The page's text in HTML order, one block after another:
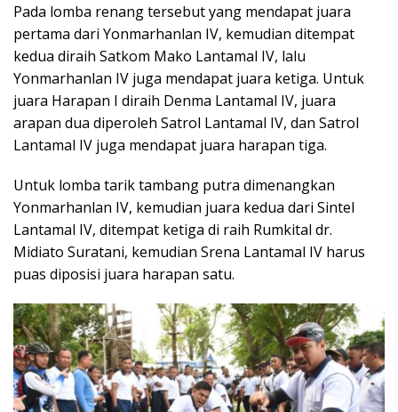
Pada lomba renang tersebut yang mendapat juara
pertama dari Yonmarhanlan IV, kemudian ditempat
kedua diraih Satkom Mako Lantamal IV, lalu
Yonmarhanlan IV juga mendapat juara ketiga. Untuk
juara Harapan I diraih Denma Lantamal IV, juara
arapan dua diperoleh Satrol Lantamal IV, dan Satrol
Lantamal IV juga mendapat juara harapan tiga.
Untuk lomba tarik tambang putra dimenangkan
Yonmarhanlan IV, kemudian juara kedua dari Sintel
Lantamal IV, ditempat ketiga di raih Rumkital dr.
Midiato Suratani, kemudian Srena Lantamal IV harus
puas diposisi juara harapan satu.